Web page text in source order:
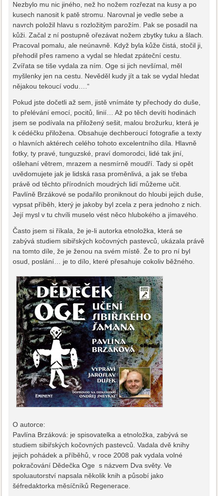
Nezbylo mu nic jiného, než ho nožem rozřezat na kusy a po
kusech nanosit k patě stromu. Narovnal je vedle sebe a
navrch položil hlavu s rozložitým parožím. Pak se posadil na
kůži. Začal z ní postupně ořezávat nožem zbytky tuku a šlach.
Pracoval pomalu, ale neúnavně. Když byla kůže čistá, stočil ji,
přehodil přes rameno a vydal se hledat zpáteční cestu.
Zvířata se tiše vydala za ním. Oge si jich nevšímal, měl
myšlenky jen na cestu. Nevěděl kudy jít a tak se vydal hledat
nějakou tekoucí vodu….“
Pokud jste dočetli až sem, jistě vnímáte ty přechody do duše,
to přelévání emocí, pocitů, linií… Až po těch devíti hodinách
jsem se podívala na přiložený sešit, malou brožurku, která je
k cédéčku přiložena. Obsahuje dechberoucí fotografie a texty
o hlavních aktérech celého tohoto excelentního díla. Hlavně
fotky, ty pravé, tunguzské, praví domorodci, lidé tak jiní,
ošlehaní větrem, mrazem a nesmírně moudří. Tady si opět
uvědomujete jak je lidská rasa proměnlivá, a jak se třeba
právě od těchto přírodních moudrých lidí můžeme učit.
Pavlíně Brzákové se podařilo proniknout do hloubi jejich duše,
vypsat příběh, který je jakoby byl zcela z pera jednoho z nich.
Její mysl v tu chvíli muselo vést něco hlubokého a jímavého.
Často jsem si říkala, že je-li autorka etnoložka, která se
zabývá studiem sibiřských kočovných pastevců, ukázala právě
na tomto díle, že je ženou na svém místě. Že to pro ní byl
osud, poslání… je to dílo, které přesahuje cokoliv běžného.
O autorce:
Pavlína Brzáková: je spisovatelka a etnoložka, zabývá se
studiem sibiřských kočovných pastevců. Vadala dvě knihy
jejich pohádek a příběhů, v roce 2008 pak vydala volné
pokračování Dědečka Oge s názvem Dva světy. Ve
spoluautorství napsala několik knih a působí jako
šéfredaktorka měsíčníků Regenerace.